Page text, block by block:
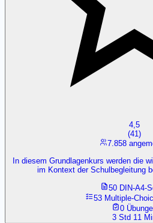
4,5
(41)
7.858
In diesem Grundlagenkurs werden die
im Kontext der Schulbegleitung
50 DIN-A4-
53 Multiple-
0
3 Std 11